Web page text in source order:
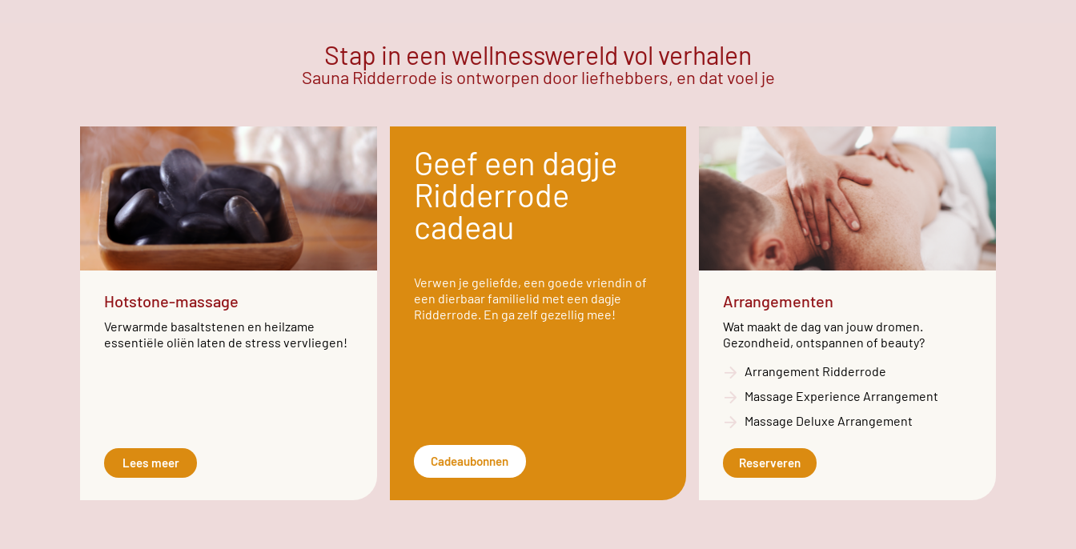
Stap in een wellnesswereld vol verhalen
Sauna Ridderrode is ontworpen door liefhebbers, en dat voel je
Hotstone-massage
Verwarmde basaltstenen en heilzame
essentiële oliën laten de stress vervliegen!
Lees meer
Geef een dagje
Ridderrode
cadeau
Verwen je geliefde, een goede vriendin of
een dierbaar familielid met een dagje
Ridderrode. En ga zelf gezellig mee!
Cadeaubonnen
Arrangementen
Wat maakt de dag van jouw dromen.
Gezondheid, ontspannen of beauty?
Arrangement Ridderrode
Massage Experience Arrangement
Massage Deluxe Arrangement
Reserveren